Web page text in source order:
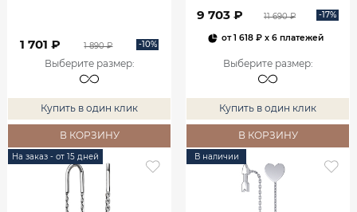
1 701 ₽ 1 890 ₽ -10%
Выберите размер:
Купить в один клик
В КОРЗИНУ
9 703 ₽ 11 690 ₽ -17%
от1 618 ₽ x 6 платежей
Выберите размер:
Купить в один клик
В КОРЗИНУ
На заказ - от 15 дней В наличии